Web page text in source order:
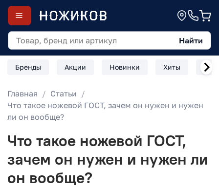
Найти
Бренды Акции Новинки Хиты
Главная
Статьи
Что такое ножевой ГОСТ, зачем он нужен и нужен
ли он вообще?
Что такое ножевой ГОСТ,
зачем он нужен и нужен ли
он вообще?